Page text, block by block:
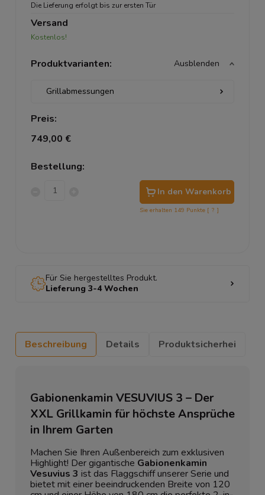
Die Lieferung erfolgt bis zur ersten Tür
Versand
Kostenlos!
Produktvarianten: Ausblenden
Preis:
749,00 €
Bestellung:
In den Warenkorb
Sie erhalten 149 Punkte [ ? ]
Für Sie hergestelltes Produkt.
Lieferung 3-4 Wochen
Beschreibung Details Produktsicherhei
Gabionenkamin VESUVIUS 3 – Der
XXL Grillkamin für höchste Ansprüche
in Ihrem Garten
Machen Sie Ihren Außenbereich zum exklusiven
Highlight! Der gigantische Gabionenkamin
Vesuvius 3 ist das Flaggschiff unserer Serie und
bietet mit einer beeindruckenden Breite von 120